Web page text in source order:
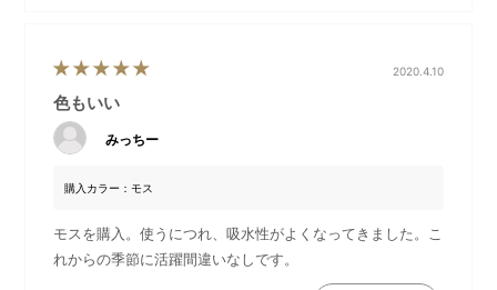
「育てるタオル」とは？
洗って乾かすたびに、繊維はさらに空気を含み、柔らかくそし
計され、驚きの軽さを実現しています。「育てるタオル」の糸
は撚り(より)がしっかり入っているので、毛羽落ちが少ないのも
2020.4.10
色もいい
みっちー
購入カラー：モス
モスを購入。使うにつれ、吸水性がよくなってきました。こ
れからの季節に活躍間違いなしです。